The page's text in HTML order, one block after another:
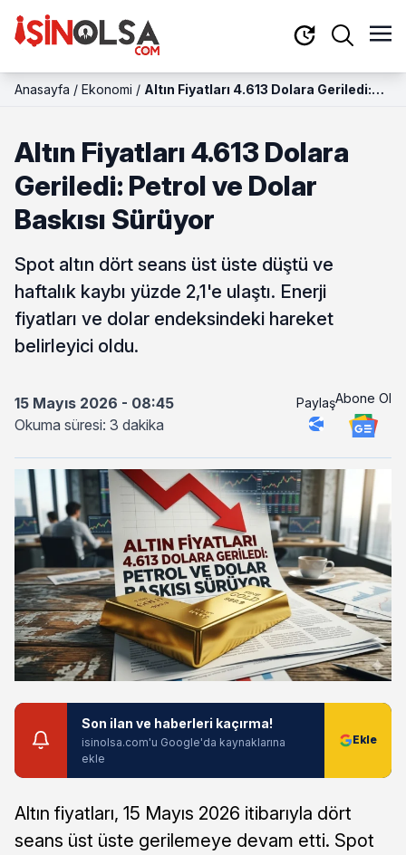
Anasayfa / Ekonomi / Altın Fiyatları 4.613 Dolara Geriledi:
Altın Fiyatları 4.613 Dolara
Geriledi: Petrol ve Dolar
Baskısı Sürüyor
Spot altın dört seans üst üste düştü ve
haftalık kaybı yüzde 2,1'e ulaştı. Enerji
fiyatları ve dolar endeksindeki hareket
belirleyici oldu.
15 Mayıs 2026 - 08:45
Okuma süresi: 3 dakika
PaylaşAbone Ol
Son ilan ve haberleri kaçırma!
isinolsa.com'u Google'da kaynaklarına
ekle
Altın fiyatları, 15 Mayıs 2026 itibarıyla dört
seans üst üste gerilemeye devam etti. Spot